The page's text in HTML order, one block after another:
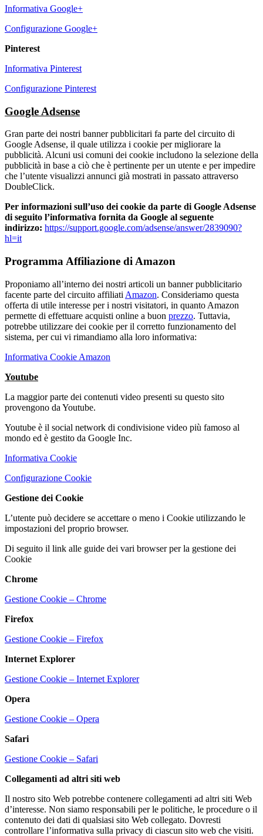
Informativa Google+
Configurazione Google+
Pinterest
Informativa Pinterest
Configurazione Pinterest
Google Adsense
Gran parte dei nostri banner pubblicitari fa parte del circuito di
Google Adsense, il quale utilizza i cookie per migliorare la
pubblicità. Alcuni usi comuni dei cookie includono la selezione della
pubblicità in base a ciò che è pertinente per un utente e per impedire
che l’utente visualizzi annunci già mostrati in passato attraverso
DoubleClick.
Per informazioni sull’uso dei cookie da parte di Google Adsense
di seguito l’informativa fornita da Google al seguente
indirizzo: https://support.google.com/adsense/answer/2839090?
hl=it
Programma Affiliazione di Amazon
Proponiamo all’interno dei nostri articoli un banner pubblicitario
facente parte del circuito affiliati Amazon. Consideriamo questa
offerta di utile interesse per i nostri visitatori, in quanto Amazon
permette di effettuare acquisti online a buon prezzo. Tuttavia,
potrebbe utilizzare dei cookie per il corretto funzionamento del
sistema, per cui vi rimandiamo alla loro informativa:
Informativa Cookie Amazon
Youtube
La maggior parte dei contenuti video presenti su questo sito
provengono da Youtube.
Youtube è il social network di condivisione video più famoso al
mondo ed è gestito da Google Inc.
Informativa Cookie
Configurazione Cookie
Gestione dei Cookie
L’utente può decidere se accettare o meno i Cookie utilizzando le
impostazioni del proprio browser.
Di seguito il link alle guide dei vari browser per la gestione dei
Cookie
Chrome
Gestione Cookie – Chrome
Firefox
Gestione Cookie – Firefox
Internet Explorer
Gestione Cookie – Internet Explorer
Opera
Gestione Cookie – Opera
Safari
Gestione Cookie – Safari
Collegamenti ad altri siti web
Il nostro sito Web potrebbe contenere collegamenti ad altri siti Web
d’interesse. Non siamo responsabili per le politiche, le procedure o il
contenuto dei dati di qualsiasi sito Web collegato. Dovresti
controllare l’informativa sulla privacy di ciascun sito web che visiti.